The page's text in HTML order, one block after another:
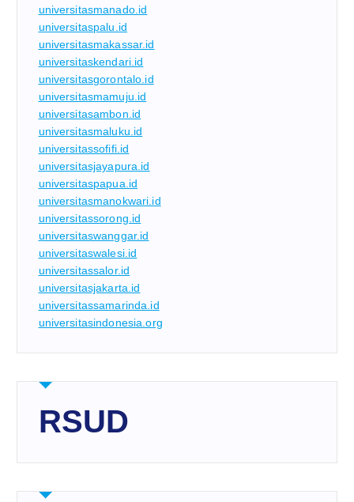
universitasmanado.id
universitaspalu.id
universitasmakassar.id
universitaskendari.id
universitasgorontalo.id
universitasmamuju.id
universitasambon.id
universitasmaluku.id
universitassofifi.id
universitasjayapura.id
universitaspapua.id
universitasmanokwari.id
universitassorong.id
universitaswanggar.id
universitaswalesi.id
universitassalor.id
universitasjakarta.id
universitassamarinda.id
universitasindonesia.org
RSUD